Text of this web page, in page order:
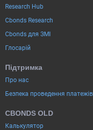
Research Hub
Cbonds Research
Cbonds для ЗМІ
Глосарій
Підтримка
Про нас
Безпека проведення платежів
CBONDS OLD
Калькулятор